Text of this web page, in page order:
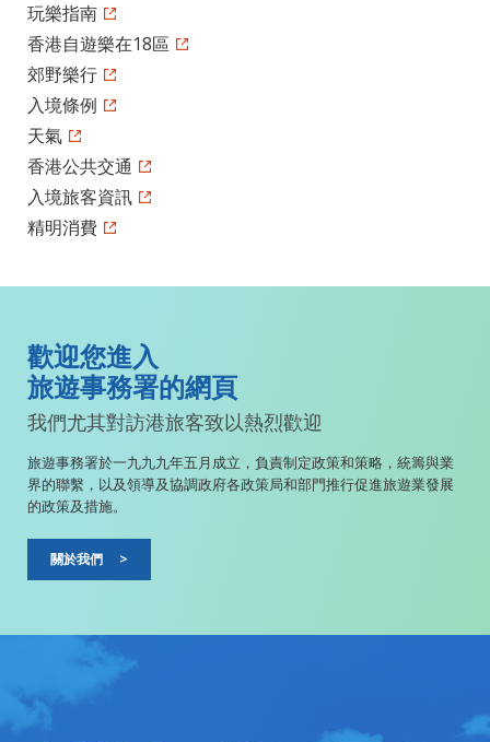
玩樂指南
香港自遊樂在18區
郊野樂行
入境條例
天氣
香港公共交通
入境旅客資訊
精明消費
歡迎您進入
旅遊事務署的網頁
我們尤其對訪港旅客致以熱烈歡迎
旅遊事務署於一九九九年五月成立，負責制定政策和策略，統籌與業
界的聯繫，以及領導及協調政府各政策局和部門推行促進旅遊業發展
的政策及措施。
關於我們 >